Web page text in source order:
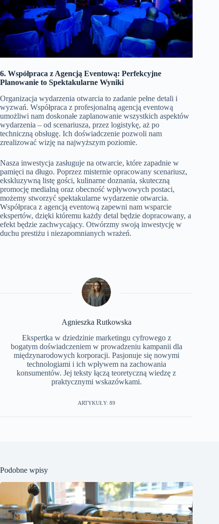
6. Współpraca z Agencją Eventową: Perfekcyjne
Planowanie to Spektakularne Wyniki
Organizacja wydarzenia otwarcia to zadanie pełne detali i
wyzwań. Współpraca z profesjonalną agencją eventową
umożliwi nam doskonałe zaplanowanie wszystkich aspektów
wydarzenia – od scenariusza, przez logistykę, aż po
techniczną obsługę. Ich doświadczenie pozwoli nam
zrealizować wizję na najwyższym poziomie.
Nasza inwestycja zasługuje na otwarcie, które zapadnie w
pamięci na długo. Poprzez misternie opracowany scenariusz,
ekskluzywną listę gości, kulinarne doznania, skuteczną
promocję medialną oraz obecność wpływowych postaci,
możemy stworzyć spektakularne wydarzenie otwarcia.
Współpraca z agencją eventową zapewni nam wsparcie
ekspertów, dzięki któremu każdy detal będzie dopracowany, a
efekt będzie zachwycający. Otwórzmy swoją inwestycję w
duchu prestiżu i niezapomnianych wrażeń.
Agnieszka Rutkowska
Ekspertka w dziedzinie marketingu cyfrowego z
bogatym doświadczeniem w prowadzeniu kampanii dla
międzynarodowych korporacji. Pasjonuje się nowymi
technologiami i ich wpływem na zachowania
konsumentów. Jej teksty łączą teoretyczną wiedzę z
praktycznymi wskazówkami.
ARTYKUŁY: 89
Podobne wpisy